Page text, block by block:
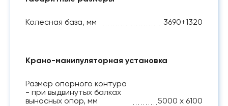
Колесная база, мм 3690+1320
Крано-манипуляторная установка
Размер опорного контура
- при выдвинутых балках
выносных опор, мм
5000 х 6100